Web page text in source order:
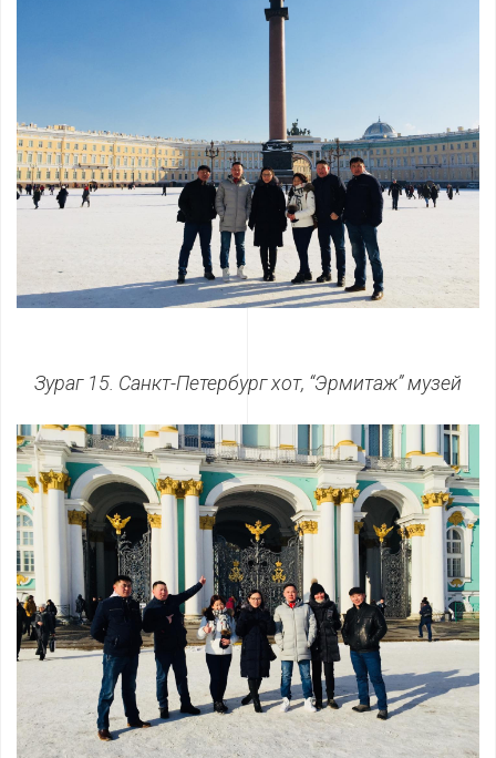
Зураг 15. Санкт-Петербург хот, “Эрмитаж” музей